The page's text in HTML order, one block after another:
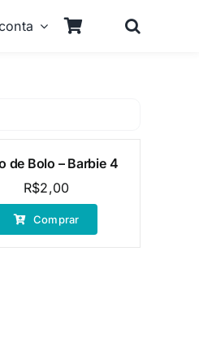
de Bolo – Barbie 4
R$2,00
Comprar